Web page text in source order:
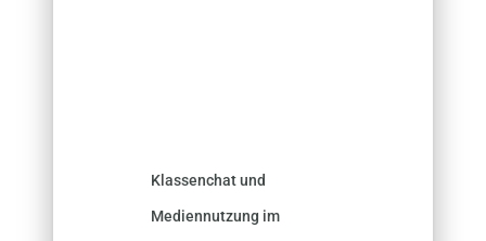
Klassenchat und
Mediennutzung im